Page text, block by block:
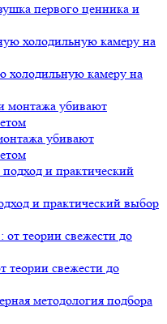
первого ценника и
камеру на
убивают
и практический выбор
теории свежести до